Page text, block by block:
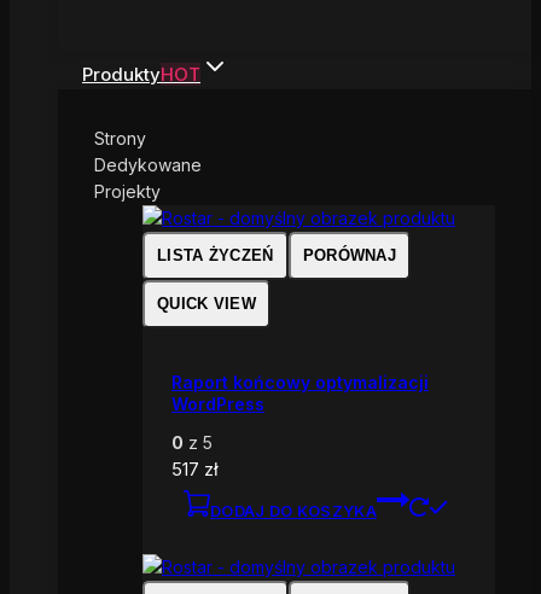
ProduktyHOT
Strony
Dedykowane
Projekty
LISTA ŻYCZEŃ PORÓWNAJ
QUICK VIEW
Raport końcowy optymalizacji
WordPress
0 z 5
517 zł
DODAJ DO KOSZYKA